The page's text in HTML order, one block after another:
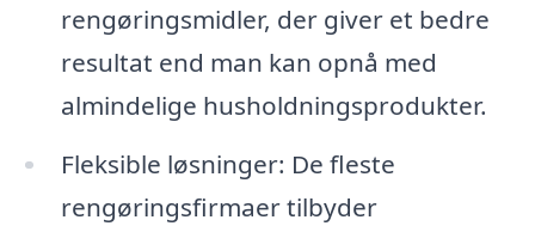
rengøringsmidler, der giver et bedre
resultat end man kan opnå med
almindelige husholdningsprodukter.
Fleksible løsninger: De fleste
rengøringsfirmaer tilbyder